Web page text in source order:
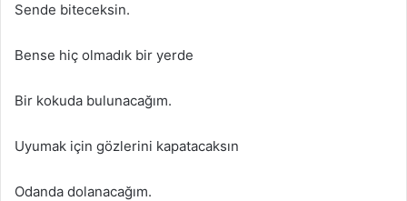
Sende biteceksin.
Bense hiç olmadık bir yerde
Bir kokuda bulunacağım.
Uyumak için gözlerini kapatacaksın
Odanda dolanacağım.